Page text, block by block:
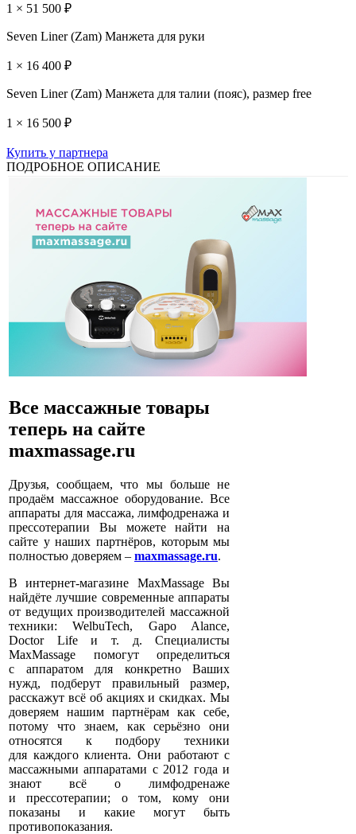
1 × 51 500 ₽
Seven Liner (Zam) Манжета для руки
1 × 16 400 ₽
Seven Liner (Zam) Манжета для талии (пояс), размер free
1 × 16 500 ₽
Купить у партнера
ПОДРОБНОЕ ОПИСАНИЕ
Все массажные товары
теперь на сайте
maxmassage.ru
Друзья, сообщаем, что мы больше не
продаём массажное оборудование. Все
аппараты для массажа, лимфодренажа и
прессотерапии Вы можете найти на
сайте у наших партнёров, которым мы
полностью доверяем – maxmassage.ru.
В интернет-магазине MaxMassage Вы
найдёте лучшие современные аппараты
от ведущих производителей массажной
техники: WelbuTech, Gapo Alance,
Doctor Life и т. д. Специалисты
MaxMassage помогут определиться
с аппаратом для конкретно Ваших
нужд, подберут правильный размер,
расскажут всё об акциях и скидках. Мы
доверяем нашим партнёрам как себе,
потому что знаем, как серьёзно они
относятся к подбору техники
для каждого клиента. Они работают с
массажными аппаратами с 2012 года и
знают всё о лимфодренаже
и прессотерапии; о том, кому они
показаны и какие могут быть
противопоказания.